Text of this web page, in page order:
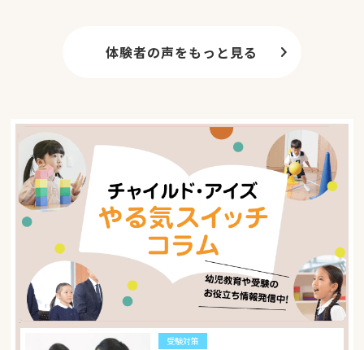
ます。チャイルド・アイズ一本で勉強していた旨を説明し
たところ、「基本的な考え方がしっかりしている」と大変
体験者の声をもっと見る
受験対策